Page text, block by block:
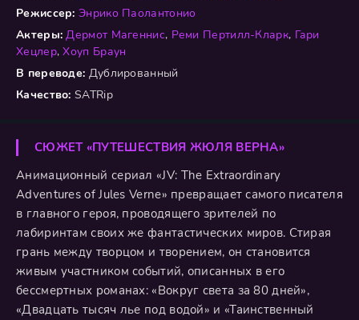
Режиссер: Энрико Паолантонио
Актеры: Дермот Магеннис, Реми Пертилл-Кларк, Гари
Хецлер,Хоуп Браун
В переводе: Дублированный
Качество: SATRip
СЮЖЕТ «ПУТЕШЕСТВИЯ ЖЮЛЯ ВЕРНА»
Анимационный сериал «JV: The Extraordinary
Adventures of Jules Verne» превращает самого писателя
в главного героя, проводящего зрителей по
лабиринтам своих же фантастических миров. Стирая
грань между творцом и творением, он становится
живым участником событий, описанных в его
бессмертных романах: «Вокруг света за 80 дней»,
«Двадцать тысяч лье под водой» и «Таинственный